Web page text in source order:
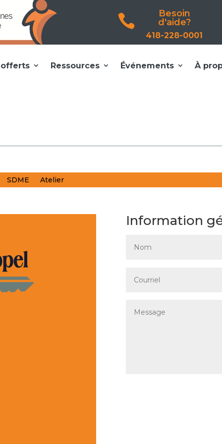

Besoin
d'aide?
418-228-0001
offerts Ressources Événements À
SDME Atelier
Information